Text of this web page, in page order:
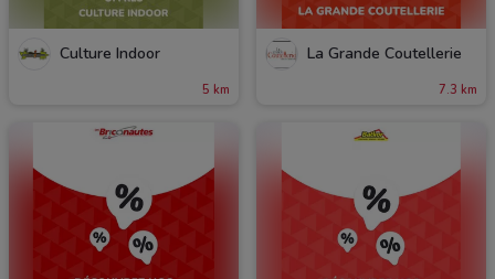
Culture Indoor
5 km
La Grande Coutellerie
7.3 km